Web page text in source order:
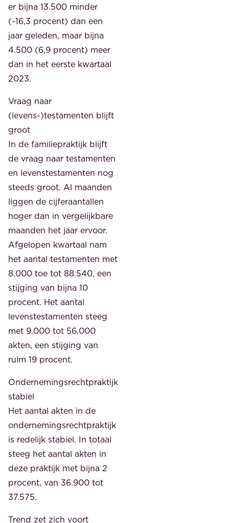
er bijna 13.500 minder
(-16,3 procent) dan een
jaar geleden, maar bijna
4.500 (6,9 procent) meer
dan in het eerste kwartaal
2023.
Vraag naar
(levens-)testamenten blijft
groot
In de familiepraktijk blijft
de vraag naar testamenten
en levenstestamenten nog
steeds groot. Al maanden
liggen de cijferaantallen
hoger dan in vergelijkbare
maanden het jaar ervoor.
Afgelopen kwartaal nam
het aantal testamenten met
8.000 toe tot 88.540, een
stijging van bijna 10
procent. Het aantal
levenstestamenten steeg
met 9.000 tot 56.000
akten, een stijging van
ruim 19 procent.
Ondernemingsrechtpraktijk
stabiel
Het aantal akten in de
ondernemingsrechtpraktijk
is redelijk stabiel. In totaal
steeg het aantal akten in
deze praktijk met bijna 2
procent, van 36.900 tot
37.575.
Trend zet zich voort